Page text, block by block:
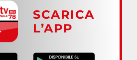
SCARICA
L’APP